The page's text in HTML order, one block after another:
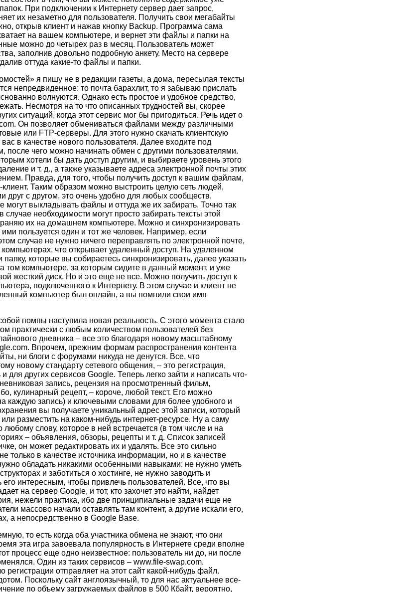
При подключении к Интернету сервер дает запрос,
их незаметно для пользователя. Получить свои мегабайты
открыв клиент и нажав кнопку Backup. Программа сама
на вашем компьютере, и вернет эти файлы и папки на
можно до четырех раз в месяц. Пользователь может
заполнив довольно подробную анкету. Место на сервере
оттуда какие-то файлы и папки.
я пишу не в редакции газеты, а дома, пересылая тексты
непредвиденное: то почта барахлит, то я забываю прислать
волнуются. Однако есть простое и удобное средство,
Несмотря на то что описанных трудностей вы, скорее
ситуаций, когда этот сервис мог бы пригодиться. Речь идет о
Он позволяет обмениваться файлами между различными
или FTP-серверы. Для этого нужно скачать клиентскую
в качестве нового пользователя. Далее входите под
чего можно начинать обмен с другими пользователями.
хотели бы дать доступ другим, и выбираете уровень этого
и т. д., а также указываете адреса электронной почты этих
Правда, для того, чтобы получить доступ к вашим файлам,
Таким образом можно выстроить целую сеть людей,
друг с другом, это очень удобно для любых сообществ.
могут выкладывать файлы и оттуда же их забирать. Точно так
необходимости могут просто забирать тексты этой
их на домашнем компьютере. Можно и синхронизировать
пользуется один и тот же человек. Например, если
случае не нужно ничего переправлять по электронной почте,
компьютерах, что открывает удаленный доступ. На удаленном
которые вы собираетесь синхронизировать, далее указать
том компьютере, за которым сидите в данный момент, и уже
жесткий диск. Но и это еще не все. Можно получить доступ к
подключенного к Интернету. В этом случае и клиент не
компьютер был онлайн, а вы помнили свои имя
помпы наступила новая реальность. С этого момента стало
практически с любым количеством пользователей без
дневника – все это благодаря новому масштабному
Впрочем, прежним формам распространения контента
ни блоги с форумами никуда не денутся. Все, что
новому стандарту сетевого общения, – это регистрация,
для других сервисов Google. Теперь легко зайти и написать что-
запись, рецензия на просмотренный фильм,
кулинарный рецепт, – короче, любой текст. Его можно
каждую запись) и ключевыми словами для более удобного и
вы получаете уникальный адрес этой записи, который
разместить на каком-нибудь интернет-ресурсе. Ну а саму
слову, которое в ней встречается (в том числе и на
– объявления, обзоры, рецепты и т. д. Список записей
он может редактировать их и удалять. Все это сильно
только в качестве источника информации, но и в качестве
обладать никакими особенными навыками: не нужно уметь
и заботиться о хостинге, не нужно заводить и
его интересным, чтобы привлечь пользователей. Все, что вы
на сервер Google, и тот, кто захочет это найти, найдет
нежели практика, ибо две принципиальные задачи еще не
массово начали оставлять там контент, а другие искали его,
а непосредственно в Google Base.
то есть когда оба участника обмена не знают, что они
эта игра завоевала популярность в Интернете среди вполне
процесс еще одно неизвестное: пользователь ни до, ни после
Один из таких сервисов – www.file-swap.com.
регистрации отправляет на этот сайт какой-нибудь файл.
Поскольку сайт англоязычный, то для нас актуальнее все-
по объему загружаемых файлов в 500 Кбайт, вероятно,